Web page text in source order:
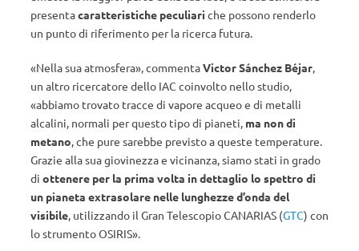
presentacaratteristiche peculiari che possono renderlo
un punto di riferimento per la ricerca futura.
«Nella sua atmosfera», commentaVictor Sánchez Béjar,
un altro ricercatore dello IAC coinvolto nello studio,
«abbiamo trovato tracce di vapore acqueo e di metalli
alcalini, normali per questo tipo di pianeti, ma non di
metano, che pure sarebbe previsto a queste temperature.
Grazie alla sua giovinezza e vicinanza, siamo stati in grado
di ottenere per la prima volta in dettaglio lo spettro di
un pianeta extrasolare nelle lunghezze d’onda del
visibile, utilizzando il Gran Telescopio CANARIAS (GTC) con
lo strumento OSIRIS».